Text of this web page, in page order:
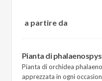
a partire da
Pianta di
Pianta di orchidea
apprezzata in ogni